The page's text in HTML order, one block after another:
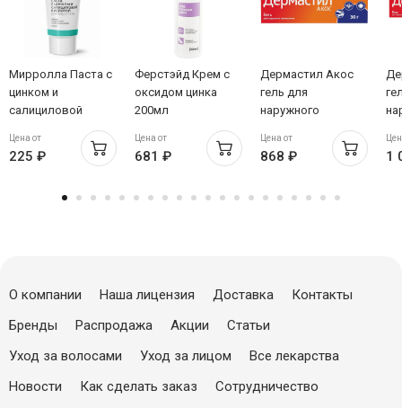
Мирролла Паста с
цинком и
салициловой
Цена от
225 ₽
Ферстэйд Крем с
оксидом цинка
200мл
Цена от
681 ₽
Дермастил Акос
гель для
наружного
применения 1мг/г
30г
Цена от
868 ₽
50г
1
О компании Наша лицензия Доставка
Контакты
Бренды
Распродажа Акции
Статьи
Уход за волосами
Уход за лицом
Все лекарства
Новости
Как сделать заказ
Сотрудничество